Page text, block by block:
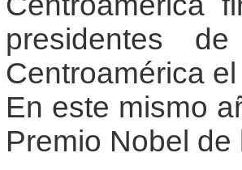
presidentes
Centroamérica
En este mismo
Premio Nobel de